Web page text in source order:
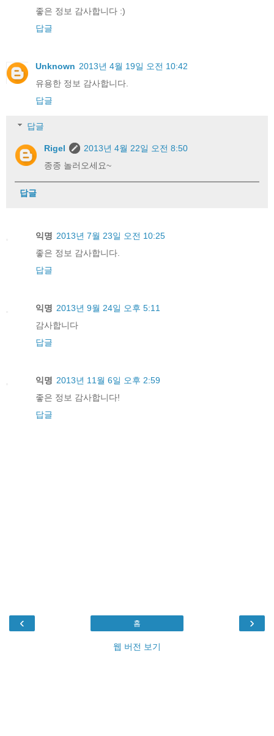
좋은 정보 감사합니다 :)
답글
Unknown 2013년 4월 19일 오전 10:42
유용한 정보 감사합니다.
답글
답글
Rigel
2013년 4월 22일 오전 8:50
종종 놀러오세요~
답글
익명 2013년 7월 23일 오전 10:25
좋은 정보 감사합니다.
답글
익명 2013년 9월 24일 오후 5:11
감사합니다
답글
익명 2013년 11월 6일 오후 2:59
좋은 정보 감사합니다!
답글
‹ ›
홈
웹 버전 보기